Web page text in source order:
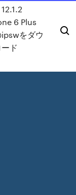
6 Plus
ipswをダウ
ド